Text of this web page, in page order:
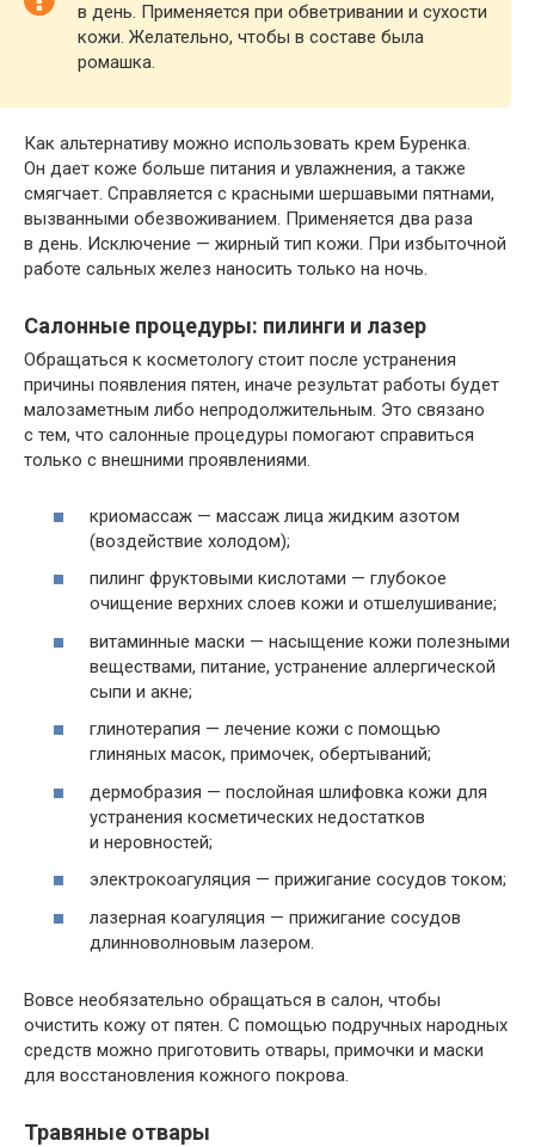
в день. Применяется при обветривании и сухости
кожи. Желательно, чтобы в составе была
ромашка.
Как альтернативу можно использовать крем Буренка.
Он дает коже больше питания и увлажнения, а также
смягчает. Справляется с красными шершавыми пятнами,
вызванными обезвоживанием. Применяется два раза
в день. Исключение — жирный тип кожи. При избыточной
работе сальных желез наносить только на ночь.
Салонные процедуры: пилинги и лазер
Обращаться к косметологу стоит после устранения
причины появления пятен, иначе результат работы будет
малозаметным либо непродолжительным. Это связано
с тем, что салонные процедуры помогают справиться
только с внешними проявлениями.
криомассаж — массаж лица жидким азотом
(воздействие холодом);
пилинг фруктовыми кислотами — глубокое
очищение верхних слоев кожи и отшелушивание;
витаминные маски — насыщение кожи полезными
веществами, питание, устранение аллергической
сыпи и акне;
глинотерапия — лечение кожи с помощью
глиняных масок, примочек, обертываний;
дермобразия — послойная шлифовка кожи для
устранения косметических недостатков
и неровностей;
электрокоагуляция — прижигание сосудов током;
лазерная коагуляция — прижигание сосудов
длинноволновым лазером.
Вовсе необязательно обращаться в салон, чтобы
очистить кожу от пятен. С помощью подручных народных
средств можно приготовить отвары, примочки и маски
для восстановления кожного покрова.
Травяные отвары